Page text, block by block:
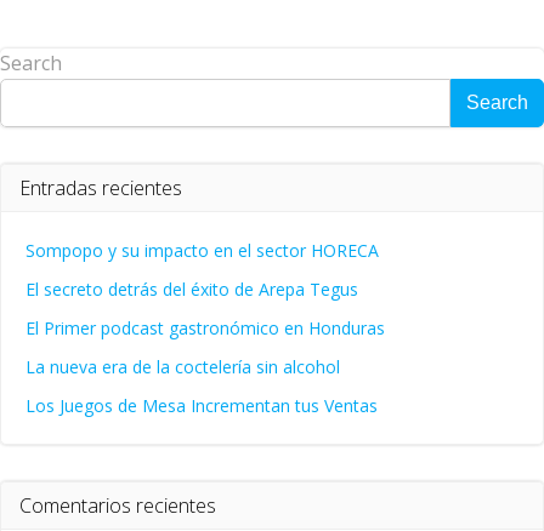
Search
Search
Entradas recientes
Sompopo y su impacto en el sector HORECA
El secreto detrás del éxito de Arepa Tegus
El Primer podcast gastronómico en Honduras
La nueva era de la coctelería sin alcohol
Los Juegos de Mesa Incrementan tus Ventas
Comentarios recientes